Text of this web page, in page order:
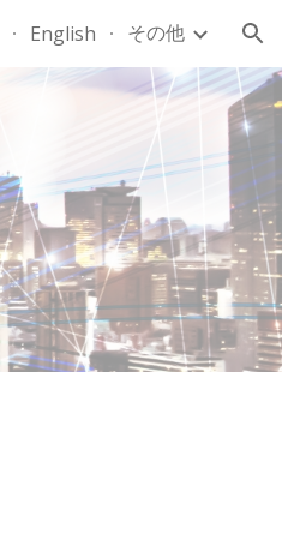
English その他